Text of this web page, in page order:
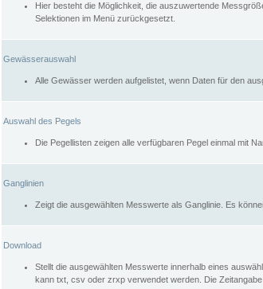
Hier besteht die Möglichkeit, die auszuwertende
Selektionen im Menü zurückgesetzt.
Gewässerauswahl
Alle Gewässer werden aufgelistet, wenn Daten für den
Auswahl des Pegels
Die Pegellisten zeigen alle verfügbaren Pegel einmal mit
Ganglinien
Zeigt die ausgewählten Messwerte als Ganglinie. Es
Download
Stellt die ausgewählten Messwerte innerhalb eines
kann txt, csv oder zrxp verwendet werden. Die